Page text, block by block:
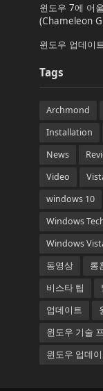
윈도우 7에 어
(Chameleon
윈도우 업데이
Tags
Archmond
Installation
News
Video
windows 10
Windows
Windows
동영상
롱
비스타 팁
업데이트
윈도우 기술
윈도우 업데